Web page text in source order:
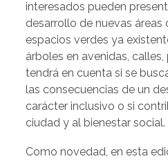
interesados pueden
desarrollo de nuevas
espacios verdes ya
árboles en avenidas,
tendrá en cuenta si se
las consecuencias de un
carácter inclusivo o si
ciudad y al bienestar social.
Como novedad, en esta